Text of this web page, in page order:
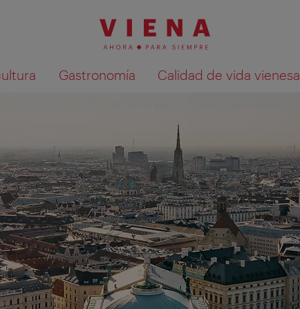
Gastronomía Calidad de vida vienesa